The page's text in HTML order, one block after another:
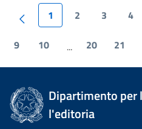
1 2 3 4
9 10 ... 20 21
Dipartimento
l'editoria